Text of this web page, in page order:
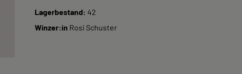
Lagerbestand: 42
Winzer:in Rosi Schuster